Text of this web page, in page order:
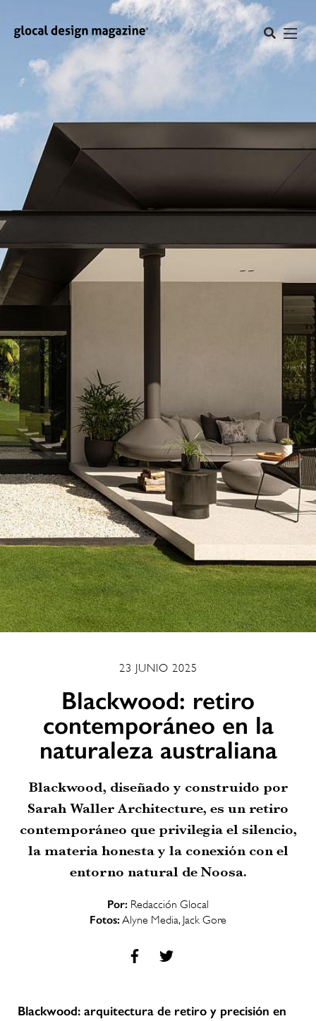
23 JUNIO 2025
Blackwood: retiro
contemporáneo en la
naturaleza australiana
Blackwood, diseñado y construido por
Sarah Waller Architecture, es un retiro
contemporáneo que privilegia el silencio,
la materia honesta y la conexión con el
entorno natural de Noosa.
Por: Redacción Glocal
Fotos: Alyne Media, Jack Gore
Blackwood: arquitectura de retiro y precisión en